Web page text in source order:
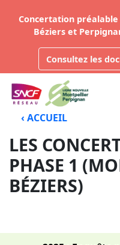
Concertation
Béziers et
Consultez les
‹ ACCUEIL
LES
PHASE 1
BÉZIERS)